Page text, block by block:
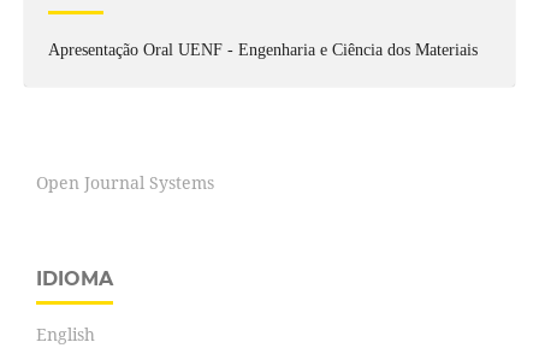
Apresentação Oral UENF - Engenharia e Ciência dos Materiais
Open Journal Systems
IDIOMA
English